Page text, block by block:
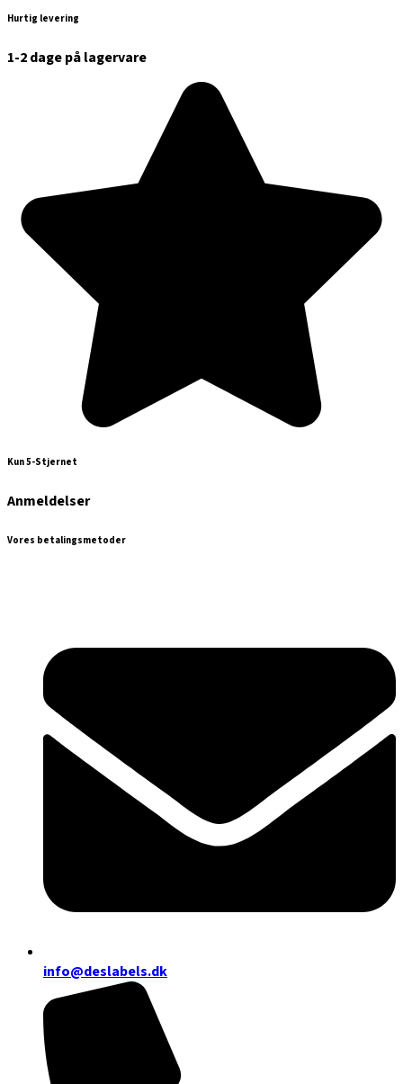
Hurtig levering
1-2 dage på lagervare
Kun 5-Stjernet
Anmeldelser
Vores betalingsmetoder
info@deslabels.dk